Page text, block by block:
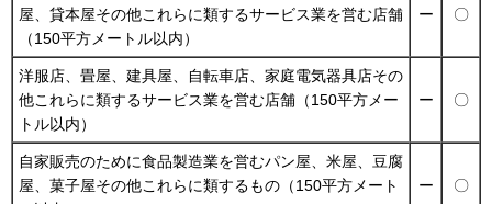
屋、貸本屋その他これらに類するサービス業を営む店舗
（150平方メートル以内）
ー 〇
洋服店、畳屋、建具屋、自転車店、家庭電気器具店その
他これらに類するサービス業を営む店舗（150平方メー
トル以内）
ー 〇
自家販売のために食品製造業を営むパン屋、米屋、豆腐
屋、菓子屋その他これらに類するもの（150平方メート
ー 〇